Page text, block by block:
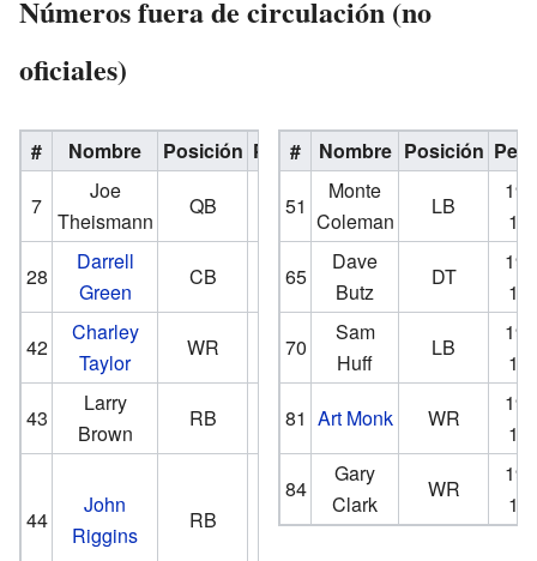
Números fuera de circulación (no
oficiales)
# Nombre Posición Período
7
Joe
Theismann
QB
1985
28
Darrell
Green
CB
2002
42
Charley
Taylor
WR
1977
43
Larry
Brown
RB
1976
44
John
Riggins
RB
1979,
1981-
# Nombre Posición
51
Monte
Coleman
LB
65
Dave
Butz
DT
70
Sam
Huff
LB
81 Art Monk WR
84
Gary
Clark
WR